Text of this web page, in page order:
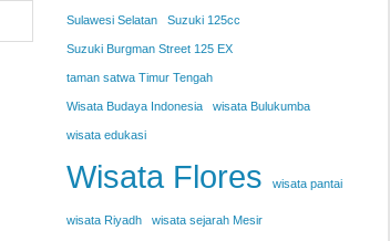
Sulawesi Selatan Suzuki 125cc
Suzuki Burgman Street 125 EX
taman satwa Timur Tengah
Wisata Budaya Indonesia wisata Bulukumba
wisata edukasi
Wisata Flores wisata pantai
wisata Riyadh wisata sejarah Mesir